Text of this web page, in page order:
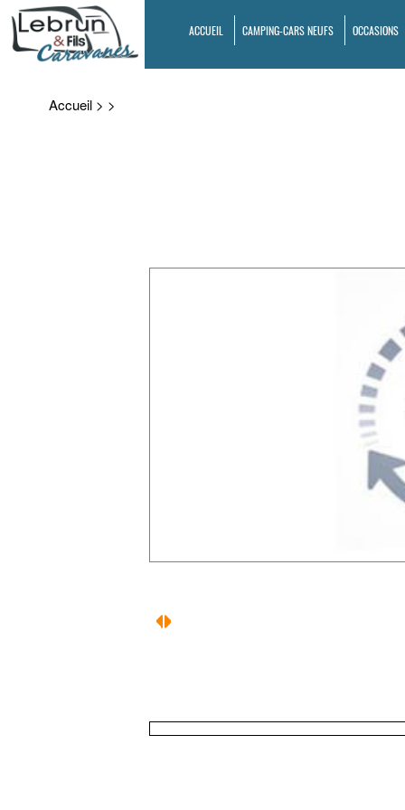
ACCUEIL CAMPING-CARS NEUFS OCCASIONS
Accueil> >